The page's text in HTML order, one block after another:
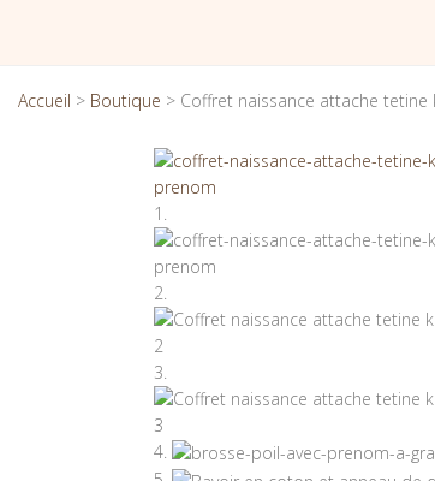
Accueil > Boutique > Coffret naissance attache